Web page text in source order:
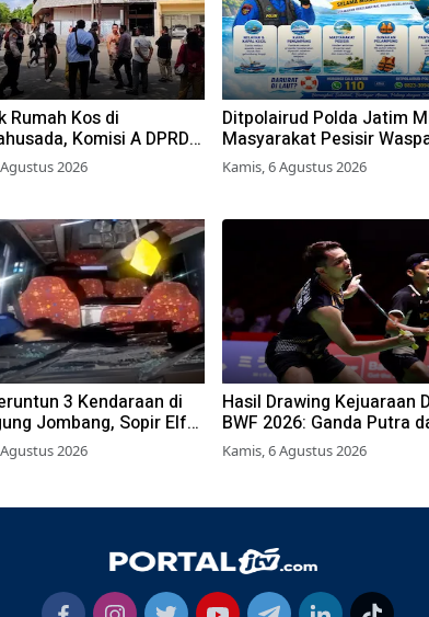
Rumah Kos di
Komisi A DPRD
Desak Pemkot
Perwali Perda Hunian
2026
Ditpolairud Polda Jatim
Masyarakat Pesisir
Cuaca Ekstrem
Kamis, 6 Agustus 2026
3 Kendaraan di
Jombang, Sopir Elf
Terjepit Kemudi
2026
Hasil Drawing Kejuaraan
BWF 2026: Ganda Putra
Putri Langsung Lolos Babak
Kedua, 6 Wakil Bertarung
Kamis, 6 Agustus 2026